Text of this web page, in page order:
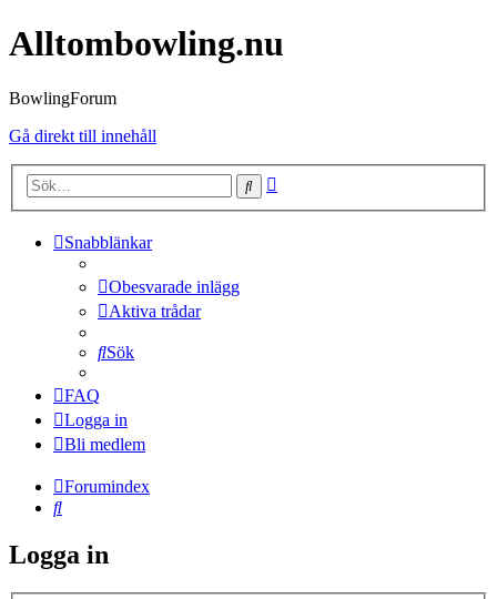
Alltombowling.nu
BowlingForum
Gå direkt till innehåll
Sök
Snabblänkar
Obesvarade inlägg
Aktiva trådar
Sök
FAQ
Logga in
Bli medlem
Forumindex
Sök
Logga in